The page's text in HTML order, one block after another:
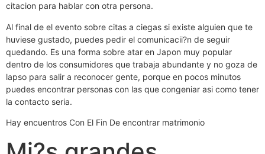
citacion para hablar con otra persona.
Al final de el evento sobre citas a ciegas si existe alguien que te
huviese gustado, puedes pedir el comunicacii?n de seguir
quedando. Es una forma sobre atar en Japon muy popular
dentro de los consumidores que trabaja abundante y no goza de
lapso para salir a reconocer gente, porque en pocos minutos
puedes encontrar personas con las que congeniar asi­ como tener
la contacto seria.
Hay encuentros Con El Fin De encontrar matrimonio